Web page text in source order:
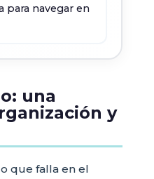
para navegar en
una
y
que falla en el